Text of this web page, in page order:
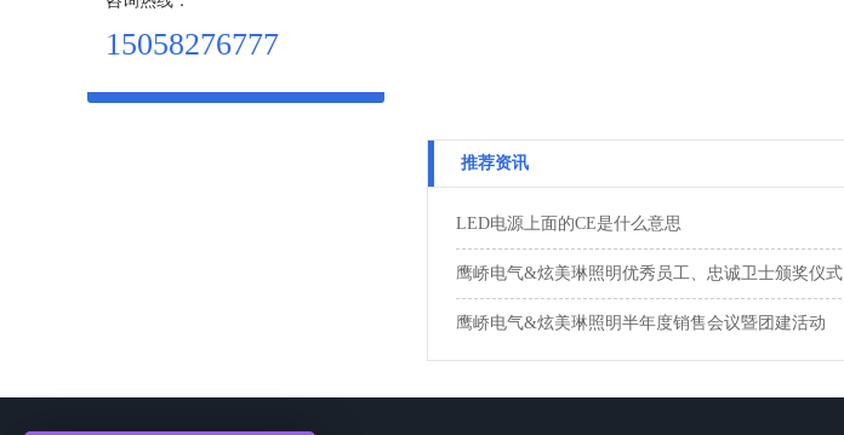
15058276777
推荐资讯
LED电源上面的CE是什么意思
鹰峤电气&炫美琳照明优秀员工、忠诚卫士颁奖仪式
鹰峤电气&炫美琳照明半年度销售会议暨团建活动